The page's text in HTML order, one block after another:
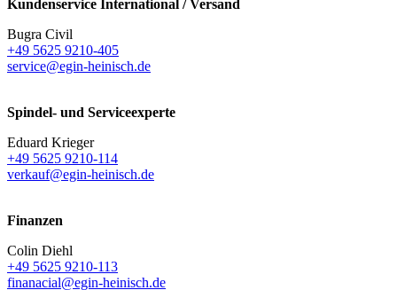
Kundenservice International / Versand
Bugra Civil
+49 5625 9210-405
service@egin-heinisch.de
Spindel- und Serviceexperte
Eduard Krieger
+49 5625 9210-114
verkauf@egin-heinisch.de
Finanzen
Colin Diehl
+49 5625 9210-113
finanacial@egin-heinisch.de